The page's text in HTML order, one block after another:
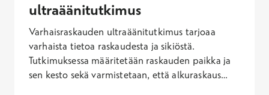
ultraäänitutkimus
Varhaisraskauden ultraäänitutkimus tarjoaa
varhaista tietoa raskaudesta ja sikiöstä.
Tutkimuksessa määritetään raskauden paikka ja
sen kesto sekä varmistetaan, että alkuraskaus